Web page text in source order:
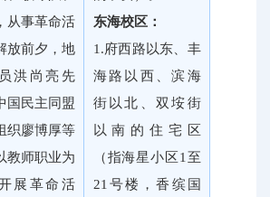
从事革命活
放前夕，地
洪尚亮先
国民主同盟
织廖博厚等
教师职业为
展革命活
东海校区：
1.府西路以东、丰
海路以西、滨海
街以北、双垵街
以南的住宅区
（指海星小区1至
21号楼，香缤国